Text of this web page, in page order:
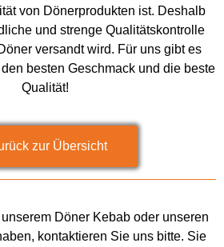
von Dönerprodukten ist. Deshalb
und strenge Qualitätskontrolle
versandt wird. Für uns gibt es
besten Geschmack und die beste
Qualität!
zur Übersicht
Döner Kebab oder unseren
kontaktieren Sie uns bitte. Sie